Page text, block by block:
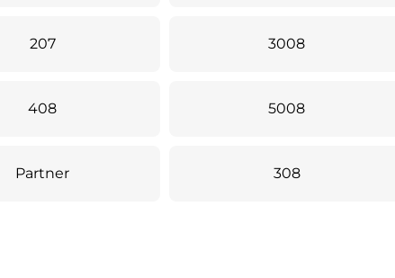
207 3008
408 5008
Partner 308